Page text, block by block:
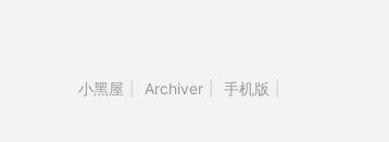
小黑屋 Archiver 手机版